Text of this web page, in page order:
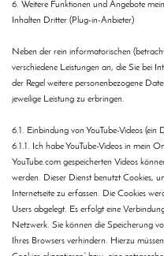
6. Weitere Funktionen und Angebote
Inhalten Dritter (Plug-in-Anbieter)
Neben der rein informatorischen
verschiedene Leistungen an, die Sie bei
der Regel weitere personenbezogene
jeweilige Leistung zu erbringen.
6.1. Einbindung von YouTube-Videos (ein
6.1.1. Ich habe YouTube-Videos in mein
YouTube.com gespeicherten Videos
werden. Dieser Dienst benutzt Cookies,
Internetseite zu erfassen. Die Cookies
Users abgelegt. Es erfolgt eine
Netzwerk. Sie können die Speicherung
Ihres Browsers verhindern. Hierzu